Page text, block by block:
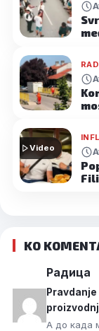
Video
KO
Радица
А до када